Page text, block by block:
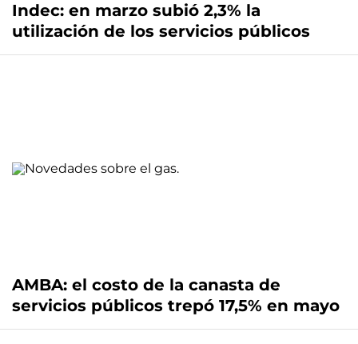
Indec: en marzo subió 2,3% la
utilización de los servicios públicos
AMBA: el costo de la canasta de
servicios públicos trepó 17,5% en mayo